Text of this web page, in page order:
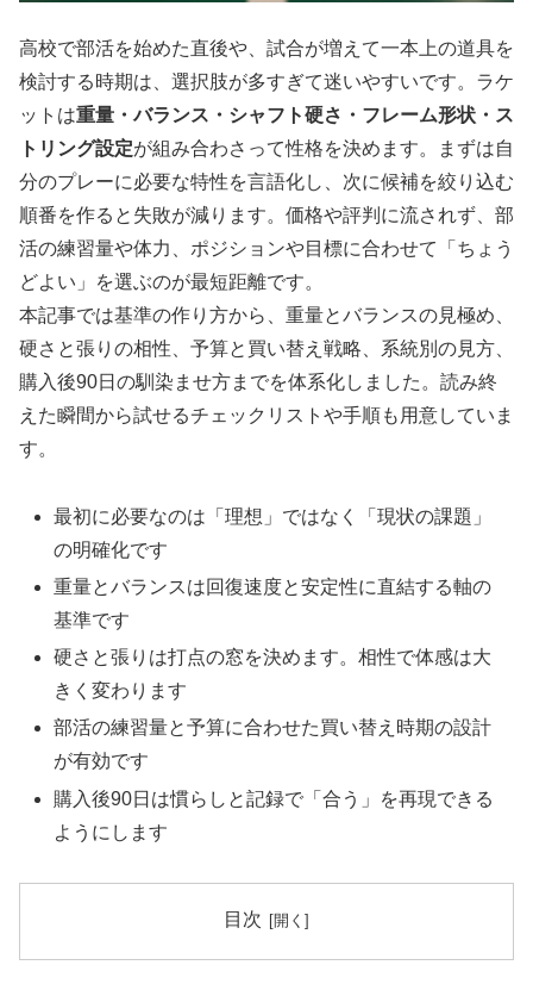
高校で部活を始めた直後や、試合が増えて一本上の道具を
検討する時期は、選択肢が多すぎて迷いやすいです。ラケ
ットは重量・バランス・シャフト硬さ・フレーム形状・ス
トリング設定が組み合わさって性格を決めます。まずは自
分のプレーに必要な特性を言語化し、次に候補を絞り込む
順番を作ると失敗が減ります。価格や評判に流されず、部
活の練習量や体力、ポジションや目標に合わせて「ちょう
どよい」を選ぶのが最短距離です。
本記事では基準の作り方から、重量とバランスの見極め、
硬さと張りの相性、予算と買い替え戦略、系統別の見方、
購入後90日の馴染ませ方までを体系化しました。読み終
えた瞬間から試せるチェックリストや手順も用意していま
す。
最初に必要なのは「理想」ではなく「現状の課題」
の明確化です
重量とバランスは回復速度と安定性に直結する軸の
基準です
硬さと張りは打点の窓を決めます。相性で体感は大
きく変わります
部活の練習量と予算に合わせた買い替え時期の設計
が有効です
購入後90日は慣らしと記録で「合う」を再現できる
ようにします
目次